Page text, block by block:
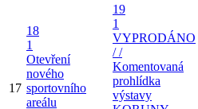
17
18
1
Otevření
nového
sportovního
areálu
19
1
VYPRODÁNO
/ /
Komentovaná
prohlídka
výstavy